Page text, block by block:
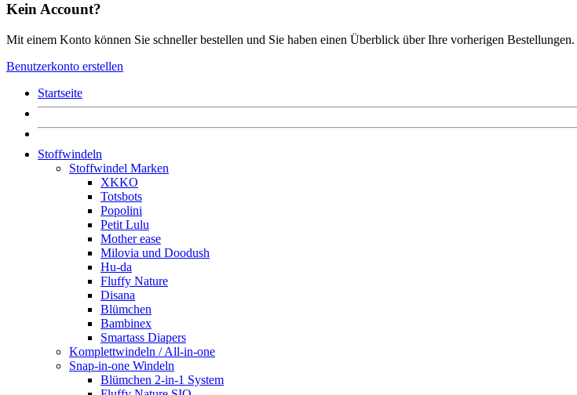
Kein Account?
Mit einem Konto können Sie schneller bestellen und Sie haben einen Überblick über Ihre vorherigen Bestellungen.
Benutzerkonto erstellen
Startseite
Stoffwindeln
Stoffwindel Marken
XKKO
Totsbots
Popolini
Petit Lulu
Mother ease
Milovia und Doodush
Hu-da
Fluffy Nature
Disana
Blümchen
Bambinex
Smartass Diapers
Komplettwindeln / All-in-one
Snap-in-one Windeln
Blümchen 2-in-1 System